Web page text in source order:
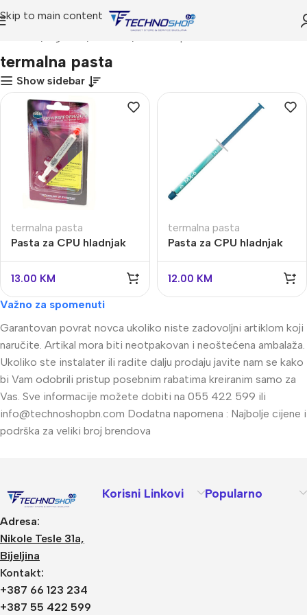
Skip to main content
termalna pasta
Show sidebar
termalna pasta
Pasta za CPU hladnjak
Cooler Master
13.00 KM
termalna pasta
Pasta za CPU hladnjak
Arctic 2gr MX-6
12.00 KM
Važno za spomenuti
Garantovan povrat novca ukoliko niste zadovoljni artiklom koji
naručite. Artikal mora biti neotpakovan i neoštećena ambalaža.
Ukoliko ste instalater ili radite dalju prodaju javite nam se kako
bi Vam odobrili pristup posebnim rabatima kreiranim samo za
Vas. Sve informacije možete dobiti na 055 422 599 ili
info@technoshopbn.com Dodatna napomena : Najbolje cijene i
podrška za veliki broj brendova
Adresa:
Nikole Tesle 31a,
Bijeljina
Kontakt:
+387 66 123 234
+387 55 422 599
Korisni Linkovi Popularno